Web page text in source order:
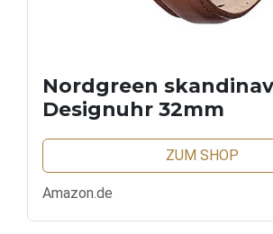
Nordgreen
Designuhr 32mm
ZUM SHOP
Amazon.de